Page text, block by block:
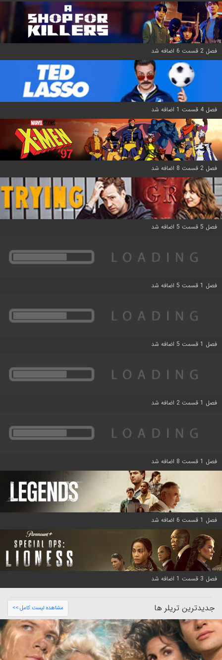
فصل 2 قسمت 6 اضافه شد
فصل 4 قسمت 1 اضافه شد
فصل 2 قسمت 8 اضافه شد
فصل 5 قسمت 5 اضافه شد
فصل 1 قسمت 5 اضافه شد
فصل 1 قسمت 5 اضافه شد
فصل 1 قسمت 2 اضافه شد
فصل 1 قسمت 8 اضافه شد
فصل 1 قسمت 6 اضافه شد
فصل 3 قسمت 1 اضافه شد
جدیدترین تریلر ها مشاهده لیست کامل >>